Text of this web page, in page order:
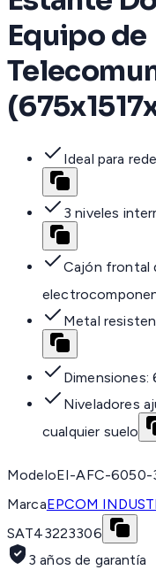
Equipo de
Ideal para
3 niveles
Cajón frontal
Metal
Dimensiones:
Niveladores
cualquier suelo
ModeloEI-AFC-6050-
MarcaEPCOM
SAT43223306
3 años de garantía